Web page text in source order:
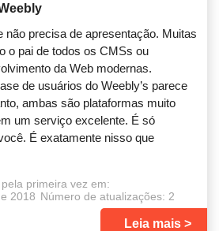
não precisa de apresentação. Muitas
o pai de todos os CMSs ou
da Web modernas.
de usuários do Weebly’s parece
ambas são plataformas muito
um serviço excelente. É só
É exatamente nisso que
primeira vez em:
2018 Número de atualizações: 2
Leia mais